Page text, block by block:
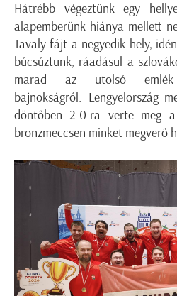
Hátrébb végeztünk egy
alapemberünk hiánya mellett
Tavaly fájt a negyedik hely,
búcsúztunk, ráadásul a
marad az utolsó
bajnokságról . Lengyelország
döntőben 2-0-ra verte meg
bronzmeccsen minket megverő